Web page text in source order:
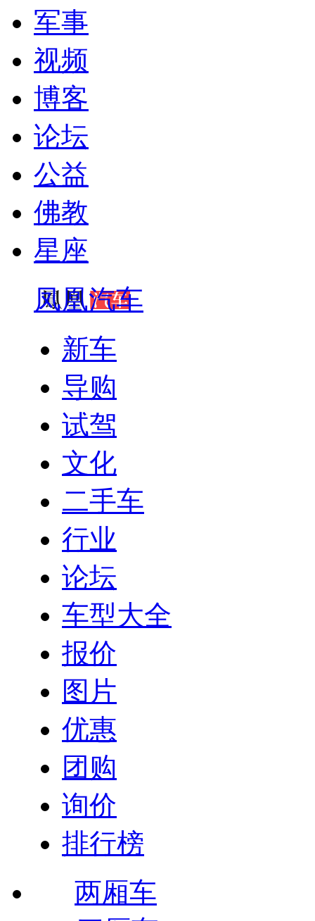
军事
视频
博客
论坛
公益
佛教
星座
凤凰汽车
新车
导购
试驾
文化
二手车
行业
论坛
车型大全
报价
图片
优惠
团购
询价
排行榜
两厢车